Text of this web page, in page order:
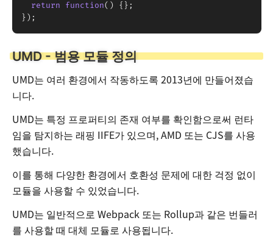
return
function( ) { } ;
} ) ;
UMD - 범용 모듈 정의
UMD는 여러 환경에서 작동하도록 2013년에 만들어졌습
니다.
UMD는 특정 프로퍼티의 존재 여부를 확인함으로써 런타
임을 탐지하는 래핑 IIFE가 있으며, AMD 또는 CJS를 사용
했습니다.
이를 통해 다양한 환경에서 호환성 문제에 대한 걱정 없이
모듈을 사용할 수 있었습니다.
UMD는 일반적으로 Webpack 또는 Rollup과 같은 번들러
를 사용할 때 대체 모듈로 사용됩니다.